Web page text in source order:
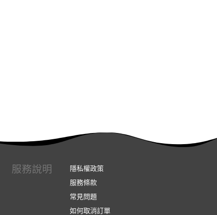
服務說明
隱私權政策
服務條款
常見問題
如何取消訂單